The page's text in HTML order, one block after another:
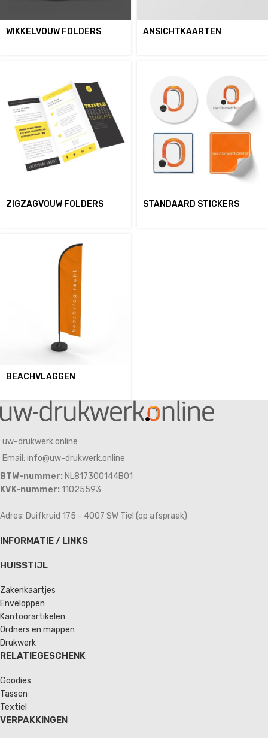
WIKKELVOUW FOLDERS ANSICHTKAARTEN
ZIGZAGVOUW FOLDERS STANDAARD STICKERS
BEACHVLAGGEN
uw-drukwerk.online
Email: info@uw-drukwerk.online
BTW-nummer: NL817300144B01
KVK-nummer: 11025593
Adres: Duifkruid 175 - 4007 SW Tiel (op afspraak)
INFORMATIE / LINKS
HUISSTIJL
Zakenkaartjes
Enveloppen
Kantoorartikelen
Ordners en mappen
Drukwerk
RELATIEGESCHENK
Goodies
Tassen
Textiel
VERPAKKINGEN